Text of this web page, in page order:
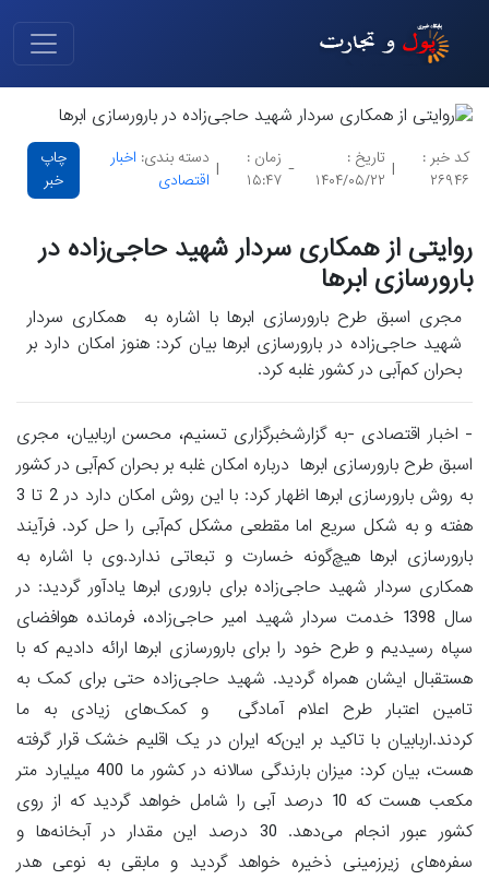
کد خبر :
۲۶۹۴۶
|
تاریخ :
۱۴۰۴/۰۵/۲۲
-
زمان :
۱۵:۴۷
|
دسته بندی: اخبار
اقتصادی
چاپ
خبر
روایتی از همکاری سردار شهید حاجی‌زاده در
بارورسازی ابرها
مجری اسبق طرح بارورسازی ابرها با اشاره به همکاری سردار
شهید حاجی‌زاده در بارورسازی ابرها بیان کرد: هنوز امکان دارد بر
بحران کم‌آبی در کشور غلبه کرد.
- اخبار اقتصادی -به گزارشخبرگزاری تسنیم، محسن اربابیان، مجری
اسبق طرح بارورسازی ابرها درباره امکان غلبه بر بحران کم‌آبی در کشور
به روش بارورسازی ابرها اظهار کرد: با این روش امکان دارد در 2 تا 3
هفته و به شکل سریع اما مقطعی مشکل کم‌‌آبی را حل کرد. فرآیند
بارورسازی ابرها هیچ‌گونه خسارت و تبعاتی ندارد.وی با اشاره به
همکاری سردار شهید حاجی‌زاده برای باروری ابرها یادآور گردید: در
سال 1398 خدمت سردار شهید امیر حاجی‌زاده، فرمانده هوافضای
سپاه رسیدیم و طرح خود را برای بارورسازی ابرها ارائه دادیم که با
هستقبال ایشان همراه گردید. شهید حاجی‌زاده حتی برای کمک به
تامین اعتبار طرح اعلام آمادگی و کمک‌های زیادی به ما
کردند.اربابیان با تاکید بر این‌که ایران در یک اقلیم خشک قرار گرفته
هست، بیان کرد: میزان بارندگی سالانه در کشور ما 400 میلیارد متر
مکعب هست که 10 درصد آبی را شامل خواهد گردید که از روی
کشور عبور انجام می‌دهد. 30 درصد این مقدار در آبخانه‌ها و
سفره‌های زیرزمینی ذخیره خواهد گردید و مابقی به نوعی هدر